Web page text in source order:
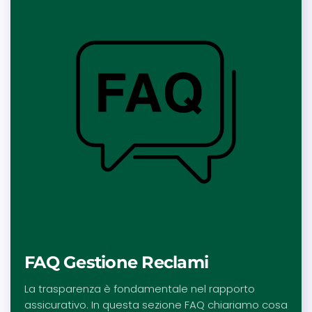
FAQ Gestione Reclami
La trasparenza è fondamentale nel rapporto
assicurativo. In questa sezione FAQ chiariamo cosa